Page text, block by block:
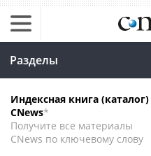
Разделы
Индексная книга (каталог)
CNews*
Получите все материалы
CNews по ключевому слову